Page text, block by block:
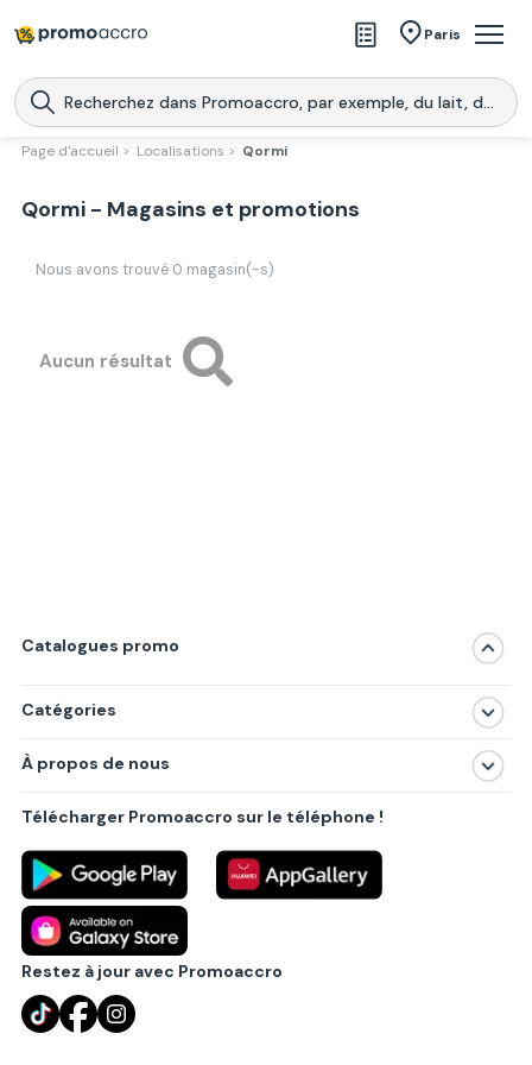
Paris
Magasins
Produits
Promoaccro
Page d'accueil > Localisations > Qormi
Qormi - Magasins et promotions
Nous avons trouvé 0 magasin(-s)
Aucun résultat
Catalogues promo
Catégories
Produits
Villes principales
À propos de nous
Politique de confidentialité
Règlements
Partenariat B2B
Blog
Contact
Télécharger Promoaccro sur le téléphone !
Restez à jour avec Promoaccro